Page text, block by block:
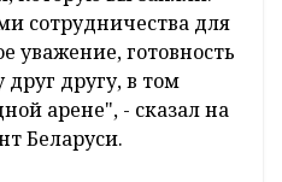
сотрудничества для
уважение, готовность
другу, в том
арене", - сказал на
Беларуси.